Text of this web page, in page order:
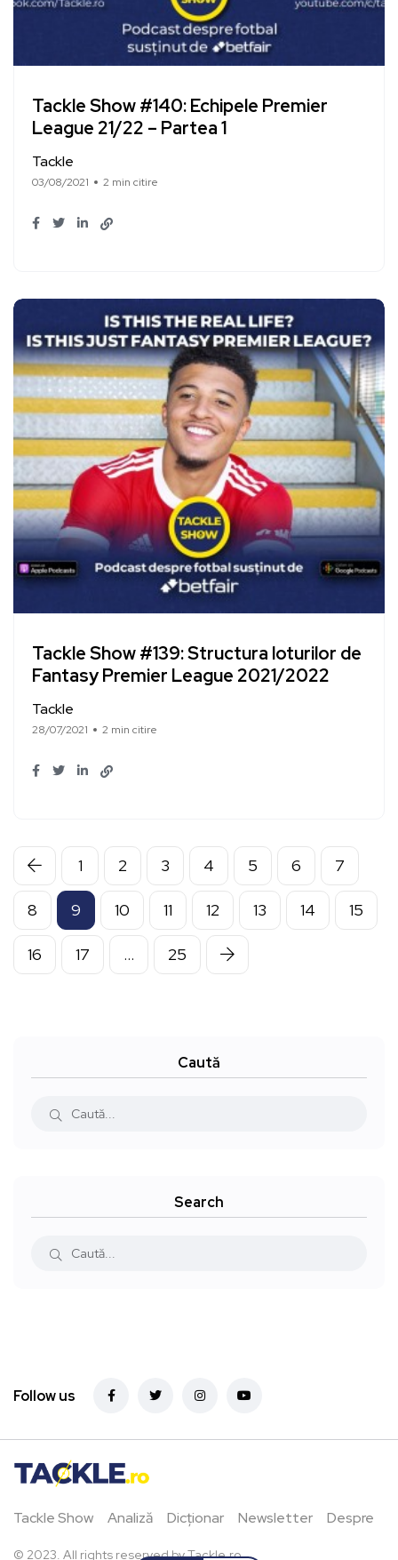
Tackle Show #140: Echipele Premier
League 21/22 – Partea 1
Tackle
03/08/2021 2 min citire
Tackle Show #139: Structura loturilor de
Fantasy Premier League 2021/2022
Tackle
28/07/2021 2 min citire
1 2 3 4 5 6 7
8 9 10 11 12 13 14 15
16 17 … 25
Caută
Search
Follow us
Tackle Show Analiză Dicționar Newsletter Despre
© 2023. All rights reserved by Tackle.ro.